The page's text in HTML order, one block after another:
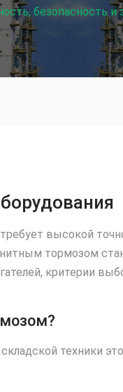
безопасность
высокой
тормозом
критерии
техники